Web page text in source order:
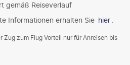
gemäß Reiseverlauf
Informationen erhalten Sie hier
Zug zum Flug Vorteil nur für Anreisen bis